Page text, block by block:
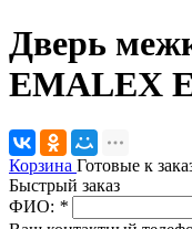
Дверь
EMALEX
Корзина Готовые к
Быстрый заказ
ФИО: *